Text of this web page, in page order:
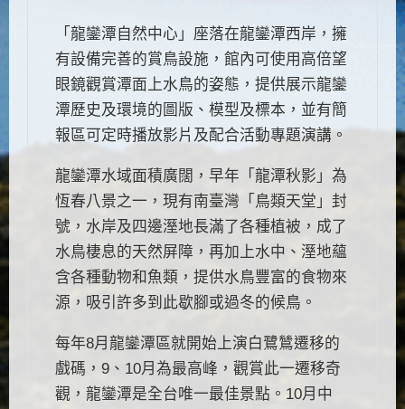
「龍鑾潭自然中心」座落在龍鑾潭西岸，擁
有設備完善的賞鳥設施，館內可使用高倍望
眼鏡觀賞潭面上水鳥的姿態，提供展示龍鑾
潭歷史及環境的圖版、模型及標本，並有簡
報區可定時播放影片及配合活動專題演講。
龍鑾潭水域面積廣闊，早年「龍潭秋影」為
恆春八景之一，現有南臺灣「鳥類天堂」封
號，水岸及四邊溼地長滿了各種植被，成了
水鳥棲息的天然屏障，再加上水中、溼地蘊
含各種動物和魚類，提供水鳥豐富的食物來
源，吸引許多到此歇腳或過冬的候鳥。
每年8月龍鑾潭區就開始上演白鷺鷥遷移的
戲碼，9、10月為最高峰，觀賞此一遷移奇
觀，龍鑾潭是全台唯一最佳景點。10月中